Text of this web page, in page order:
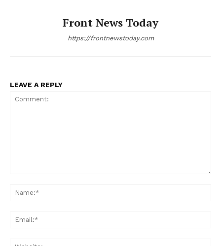
Front News Today
https://frontnewstoday.com
LEAVE A REPLY